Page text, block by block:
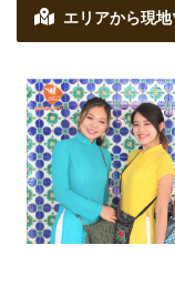
エリアから現